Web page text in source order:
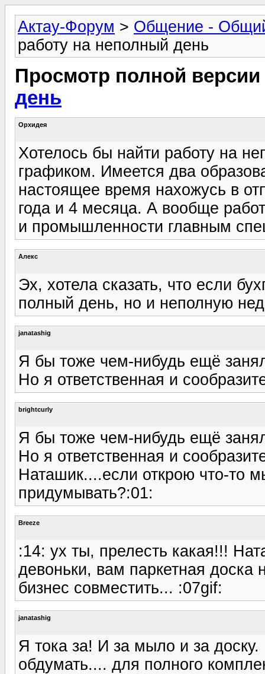
Актау-Форум > Общение -
работу на неполный день
Просмотр полной
день
Орхидея
Хотелось бы найти работу на
графиком. Имеется два
настоящее время нахожусь в
года и 4 месяца. А вообще
и промышленности главным
Алекс
Эх, хотела сказать, что если
полный день, но и неполную
janatashig
Я бы тоже чем-нибудь ещё
Но я ответственная и
brightcurly
Я бы тоже чем-нибудь ещё
Но я ответственная и
Наташик....если открою что-то
придумывать?:01:
Breeze
:14: ух ты, прелесть какая!!!
девоньки, вам паркетная
бизнес совместить... :07gif:
janatashig
Я тока за! И за мыло и за
обдумать.... для полного